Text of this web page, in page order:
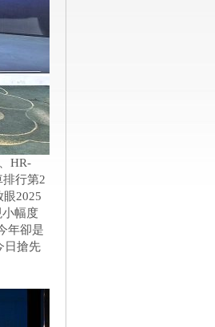
HR-
行第2
2025
小幅度
年卻是
日搶先